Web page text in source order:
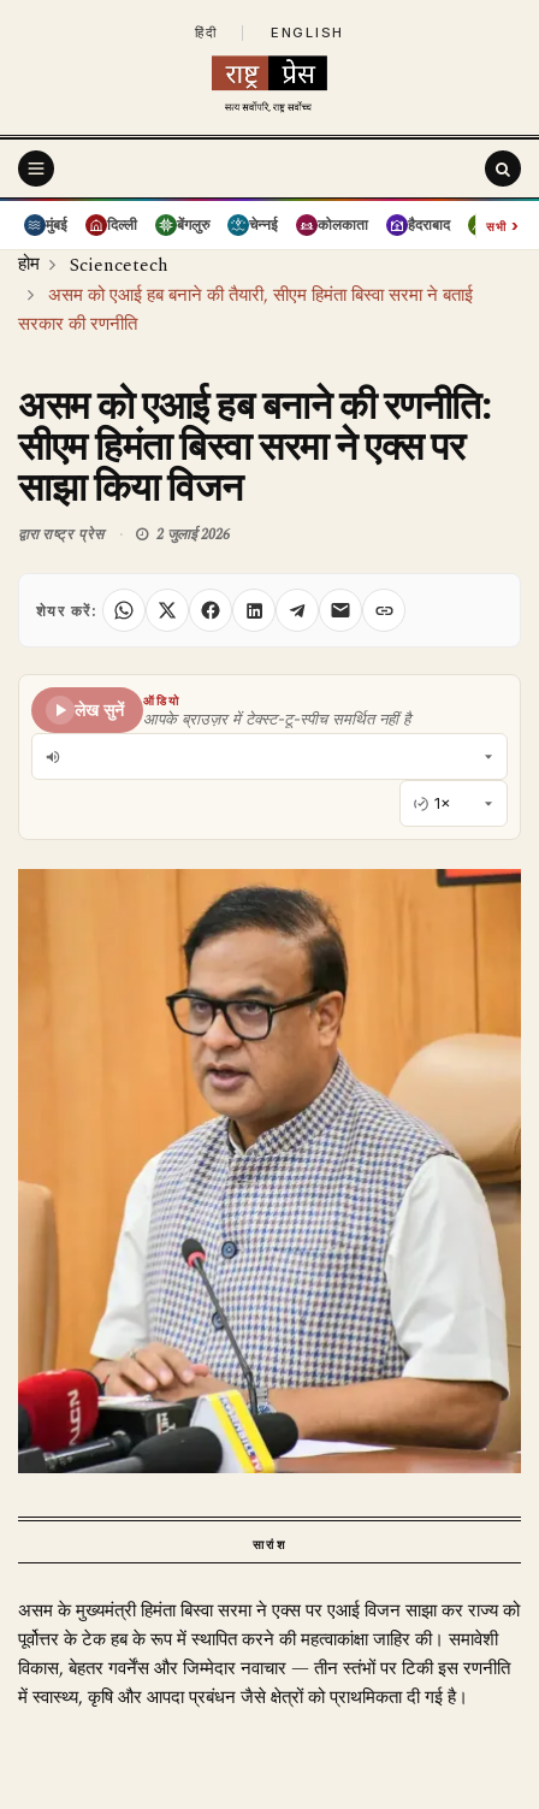
हिंदी ENGLISH
मुंबई दिल्ली बेंगलुरु चेन्नई कोलकाता हैदराबाद पुणे
सभी›
होम
Sciencetech
असम को एआई हब बनाने की तैयारी, सीएम हिमंता बिस्वा सरमा ने बताई
सरकार की रणनीति
असम को एआई हब बनाने की रणनीति:
सीएम हिमंता बिस्वा सरमा ने एक्स पर
साझा किया विजन
द्वाराराष्ट्र प्रेस 2 जुलाई 2026
शेयर करें:
लेख सुनें
ऑडियो
आपके ब्राउज़र में टेक्स्ट-टू-स्पीच समर्थित नहीं है
सारांश
असम के मुख्यमंत्री हिमंता बिस्वा सरमा ने एक्स पर एआई विजन साझा कर राज्य को
पूर्वोत्तर के टेक हब के रूप में स्थापित करने की महत्वाकांक्षा जाहिर की। समावेशी
विकास, बेहतर गवर्नेंस और जिम्मेदार नवाचार — तीन स्तंभों पर टिकी इस रणनीति
में स्वास्थ्य, कृषि और आपदा प्रबंधन जैसे क्षेत्रों को प्राथमिकता दी गई है।